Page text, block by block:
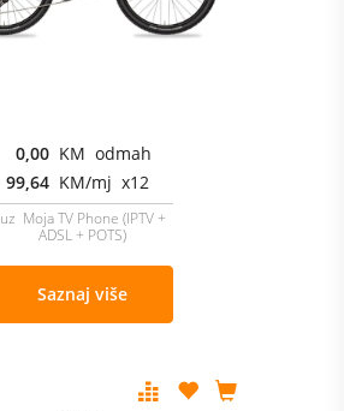
0,00 KM odmah
99,64 KM/mj x12
uz Moja TV Phone (IPTV +
ADSL + POTS)
Saznaj više